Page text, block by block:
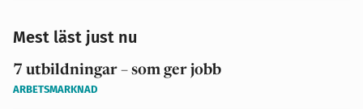
Mest läst just nu
7 utbildningar – som ger jobb
ARBETSMARKNAD